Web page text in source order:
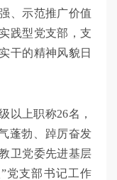
、示范推广价值
践型党支部，支
干的精神风貌日
以上职称26名，
蓬勃、踔厉奋发
卫党委先进基层
党支部书记工作